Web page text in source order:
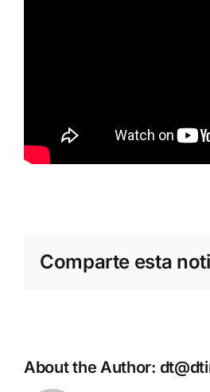
Comparte esta
About the Author: